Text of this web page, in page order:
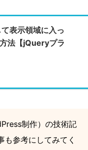
表示領域に入っ
法【jQueryプラ
制作）の技術記
参考にしてみてく